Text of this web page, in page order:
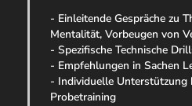
- Einleitende Gespräche zu
Mentalität, Vorbeugen von
- Spezifische Technische
- Empfehlungen in Sachen
- Individuelle Unterstützung
Probetraining